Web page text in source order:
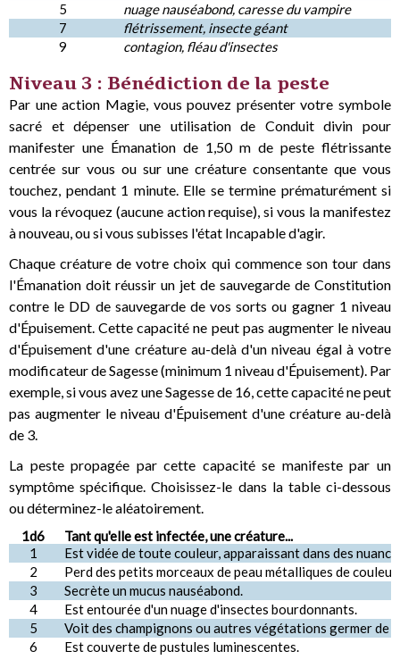
5
nuage nauséabond, caresse du vampire
7
flétrissement, insecte géant
9
contagion, fléau d'insectes
Niveau 3 : Bénédiction de la peste
Par une action Magie, vous pouvez présenter votre symbole
sacré et dépenser une utilisation de Conduit divin pour
manifester une Émanation de 1,50 m de peste flétrissante
centrée sur vous ou sur une créature consentante que vous
touchez, pendant 1 minute. Elle se termine prématurément si
vous la révoquez (aucune action requise), si vous la manifestez
à nouveau, ou si vous subisses l'état Incapable d'agir.
Chaque créature de votre choix qui commence son tour dans
l'Émanation doit réussir un jet de sauvegarde de Constitution
contre le DD de sauvegarde de vos sorts ou gagner 1 niveau
d'Épuisement. Cette capacité ne peut pas augmenter le niveau
d'Épuisement d'une créature au-delà d'un niveau égal à votre
modificateur de Sagesse (minimum 1 niveau d'Épuisement). Par
exemple, si vous avez une Sagesse de 16, cette capacité ne peut
pas augmenter le niveau d'Épuisement d'une créature au-delà
de 3.
La peste propagée par cette capacité se manifeste par un
symptôme spécifique. Choisissez-le dans la table ci-dessous
ou déterminez-le aléatoirement.
1d6
Tant qu'elle est infectée, une créature...
1
Est vidée de toute couleur, apparaissant dans des
2
Perd des petits morceaux de peau métalliques de
3
Secrète un mucus nauséabond.
4
Est entourée d'un nuage d'insectes bourdonnants.
5
Voit des champignons ou autres végétations germer de
6
Est couverte de pustules luminescentes.